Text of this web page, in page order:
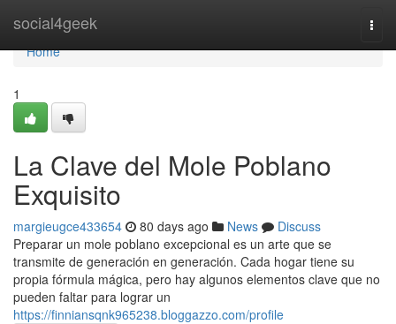
social4geek
Home
Home
1
La Clave del Mole Poblano
Exquisito
margieugce433654 80 days ago News
Discuss
Preparar un mole poblano excepcional es un arte que se
transmite de generación en generación. Cada hogar tiene su
propia fórmula mágica, pero hay algunos elementos clave que no
pueden faltar para lograr un
https://finniansqnk965238.bloggazzo.com/profile